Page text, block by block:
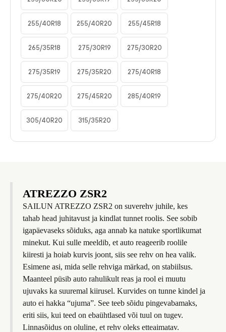
255/40R18 255/40R20 255/45R18
265/35R18 275/30R19 275/30R20
275/35R19 275/35R20 275/40R18
275/40R20 275/45R20 285/40R19
305/40R20 315/35R20
ATREZZO ZSR2
SAILUN ATREZZO ZSR2 on suverehv juhile, kes
tahab head juhitavust ja kindlat tunnet roolis. See sobib
igapäevaseks sõiduks, aga annab ka natuke sportlikumat
minekut. Kui sulle meeldib, et auto reageerib roolile
kiiresti ja hoiab kurvis joont, siis see rehv on hea valik.
Esimene asi, mida selle rehviga märkad, on stabiilsus.
Maanteel püsib auto rahulikult reas ja rool ei muutu
ujuvaks ka suuremal kiirusel. Kurvides on tunne kindel ja
auto ei hakka “ujuma”. See teeb sõidu pingevabamaks,
eriti siis, kui teed on ebaühtlased või tuul on tugev.
Linnasõidus on oluline, et rehv oleks etteaimatav.